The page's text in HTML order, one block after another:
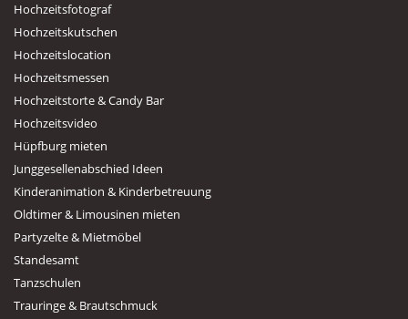
Hochzeitsfotograf
Hochzeitskutschen
Hochzeitslocation
Hochzeitsmessen
Hochzeitstorte & Candy Bar
Hochzeitsvideo
Hüpfburg mieten
Junggesellenabschied Ideen
Kinderanimation & Kinderbetreuung
Oldtimer & Limousinen mieten
Partyzelte & Mietmöbel
Standesamt
Tanzschulen
Trauringe & Brautschmuck